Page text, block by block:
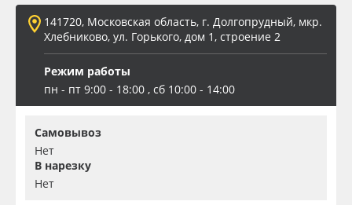
Заготовки для сувениров
141720, Московская область, г. Долгопрудный, мкр.
Хлебниково, ул. Горького, дом 1, строение 2
Режим работы
пн - пт 9:00 - 18:00 , сб 10:00 - 14:00
Самовывоз
Нет
В нарезку
Нет